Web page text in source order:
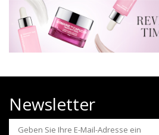
Newsletter